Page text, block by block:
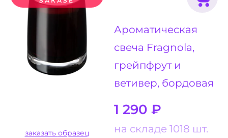
Ароматическая
свеча Fragnola,
грейпфрут и
ветивер, бордовая
1 290 ₽
на складе 1018 шт.
заказать образец